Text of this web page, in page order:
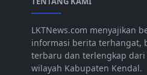
LKTNews.com menyajikan
informasi berita terhangat,
terbaru dan terlengkap
wilayah Kabupaten Kendal.